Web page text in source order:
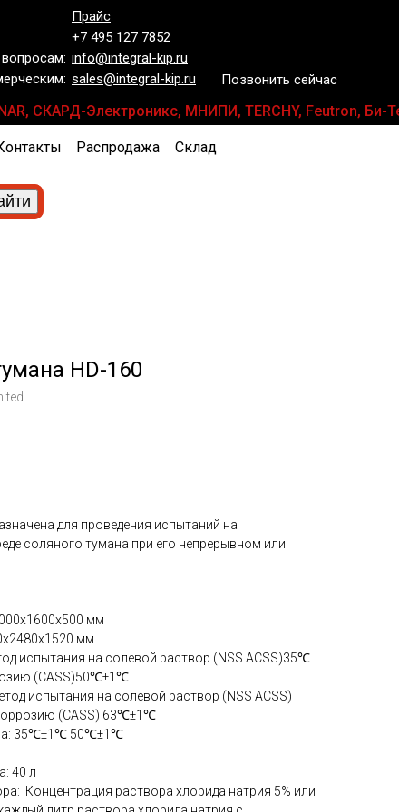
Прайс
+7 495 127 7852
info@integral-kip.ru
sales@integral-kip.ru
Позвонить сейчас
Электроникс, МНИПИ, TERCHY, Feutron, Би-
Распродажа Склад
HD-160
для проведения испытаний на
соляного тумана при его непрерывном или
мм
мм
испытания на солевой раствор (NSS ACSS)35℃
(CASS)50℃±1℃
испытания на солевой раствор (NSS ACSS)
(CASS) 63℃±1℃
35℃±1℃ 50℃±1℃
40 л
Концентрация раствора хлорида натрия 5% или